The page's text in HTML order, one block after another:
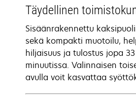
Täydellinen
Sisäänrakennettu
sekä kompakti muotoilu,
hiljaisuus ja tulostus jopa
minuutissa. Valinnaisen
avulla voit kasvattaa